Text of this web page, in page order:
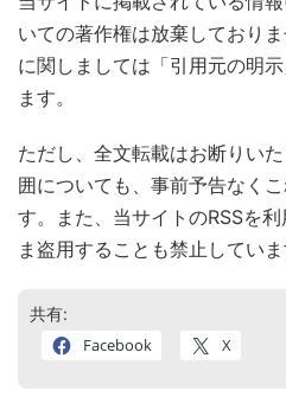
いての著作権は放棄しており
に関しましては「引用元の明
ます。
ただし、全文転載はお断りい
囲についても、事前予告なく
す。また、当サイトのRSSを
ま盗用することも禁止していま
共有:
Facebook X